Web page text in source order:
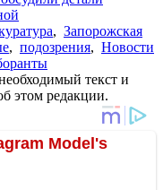
, Запорожская
, подозрения, Новости
текст и
этом редакции.